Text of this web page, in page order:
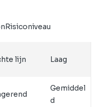
lijn Laag
Gemiddel
d